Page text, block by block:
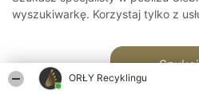
ORŁY Recyklingu
wyszukiwarkę. Korzystaj tylko z
Szukaj